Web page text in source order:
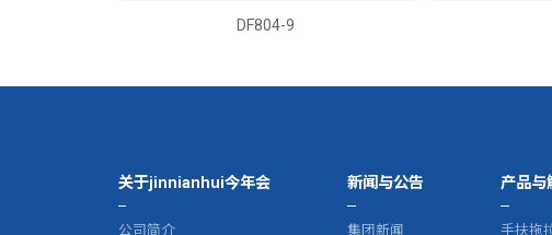
DF804-9
关于jinnianhui今年会
公司简介
新闻与公告
集团新闻
产品与
手扶拖